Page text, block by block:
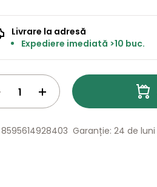
Livrare la adresă
Expediere imediată >10 buc.
Garanție: 24 de luni